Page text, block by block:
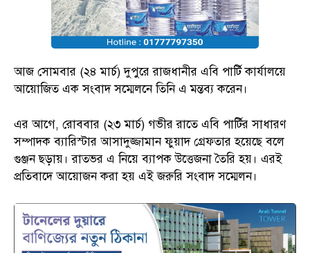
আজ সোমবার (২৪ মার্চ) দুপুরে রাজধানীর এবি পার্টি কার্যালয়ে
আয়োজিত এক সংবাদ সম্মেলনে তিনি এ মন্তব‍্য করেন।
এর আগে, রোববার (২৩ মার্চ) গভীর রাতে এবি পার্টির সাধারণ
সম্পাদক ব‍্যারিস্টার আসাদুজ্জামান ফুয়াদ গ্রেফতার হয়েছে বলে
গুঞ্জন ছড়ায়। রাতভর এ নিয়ে ব্যাপক উত্তেজনা তৈরি হয়। এরই
প্রতিবাদে আয়োজন করা হয় এই জরুরি সংবাদ সম্মেলন।